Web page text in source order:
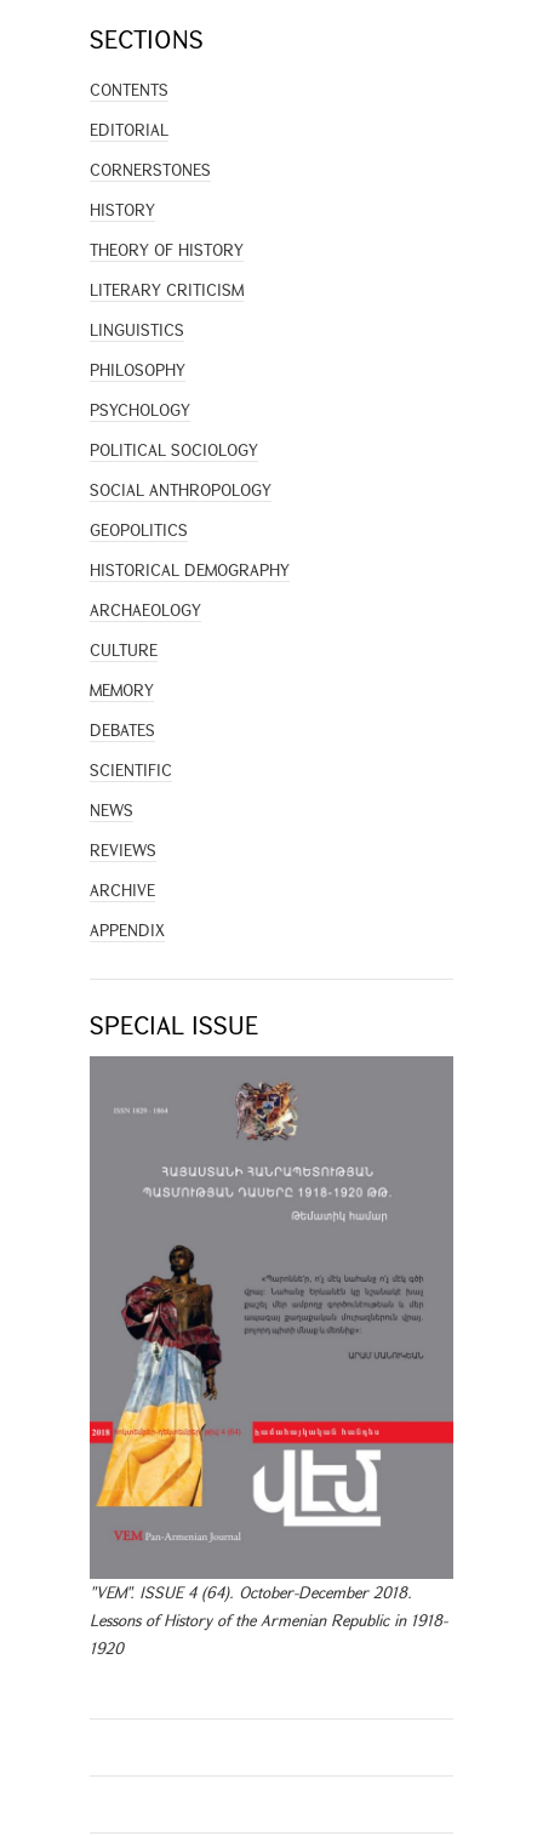
SECTIONS
CONTENTS
EDITORIAL
CORNERSTONES
HISTORY
THEORY OF HISTORY
LITERARY CRITICISM
LINGUISTICS
PHILOSOPHY
PSYCHOLOGY
POLITICAL SOCIOLOGY
SOCIAL ANTHROPOLOGY
GEOPOLITICS
HISTORICAL DEMOGRAPHY
ARCHAEOLOGY
CULTURE
MEMORY
DEBATES
SCIENTIFIC
NEWS
REVIEWS
ARCHIVE
APPENDIX
SPECIAL ISSUE
"VEM". ISSUE 4 (64). October-December 2018.
Lessons of History of the Armenian Republic in 1918-
1920